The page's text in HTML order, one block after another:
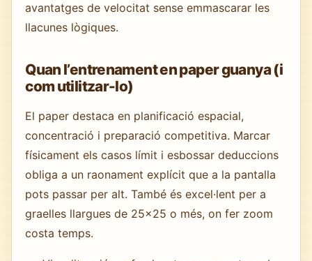
avantatges de velocitat sense emmascarar les
llacunes lògiques.
Quan l’entrenament en paper guanya (i
com utilitzar-lo)
El paper destaca en planificació espacial,
concentració i preparació competitiva. Marcar
físicament els casos límit i esbossar deduccions
obliga a un raonament explícit que a la pantalla
pots passar per alt. També és excel·lent per a
graelles llargues de 25×25 o més, on fer zoom
costa temps.